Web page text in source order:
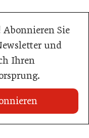
Sie
und
Ihren